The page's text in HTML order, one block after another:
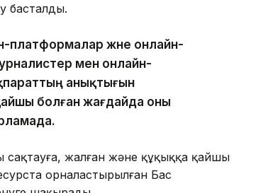
басталды.
және онлайн-
мен онлайн-
анықтығын
болған жағдайда оны
жалған және құқыққа қайшы
орналастырылған Бас